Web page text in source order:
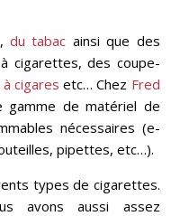
du tabac ainsi que des
cigarettes, des coupe-
cigares etc… Chez Fred
gamme de matériel de
nécessaires (e-
pipettes, etc…).
types de cigarettes.
avons aussi assez